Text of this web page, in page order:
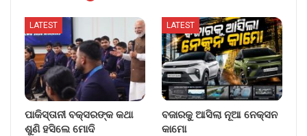
LATEST
ପାକିସ୍ତାନୀ ବକ୍ସରଙ୍କ କଥା
ଶୁଣି ହସିଲେ ମୋଦି
LATEST
ବଜାରକୁ ଆସିଲା ନୂଆ ନେକ୍ସନ
କାମୋ